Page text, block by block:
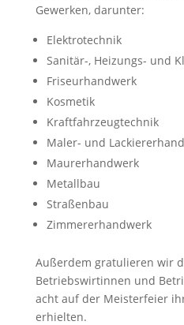
Gewerken, darunter:
Elektrotechnik
Sanitär-, Heizungs- und
Friseurhandwerk
Kosmetik
Kraftfahrzeugtechnik
Maler- und
Maurerhandwerk
Metallbau
Straßenbau
Zimmererhandwerk
Außerdem gratulieren wir
Betriebswirtinnen und
acht auf der Meisterfeier
erhielten.